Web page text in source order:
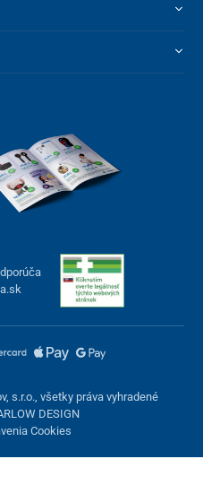
s.r.o., všetky práva vyhradené
DESIGN
Cookies